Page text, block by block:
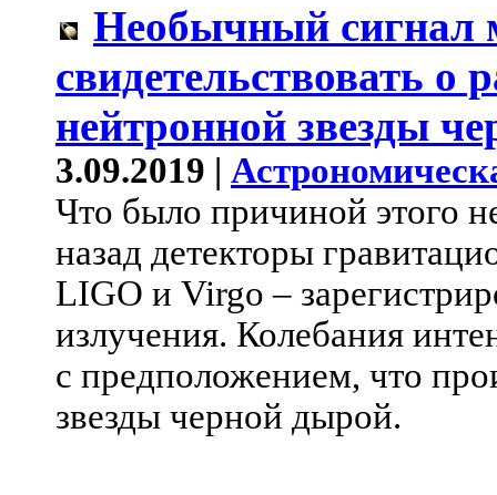
Необычный сигнал
свидетельствовать о
нейтронной звезды
3.09.2019 |
Что было причиной этого
назад детекторы
LIGO и Virgo –
излучения. Колебания
с предположением, что
звезды черной дырой.